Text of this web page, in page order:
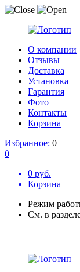
О компании
Отзывы
Доставка
Установка
Гарантия
Фото
Контакты
Корзина
Избранное: 0
0
0 руб.
Корзина
Режим
См. в